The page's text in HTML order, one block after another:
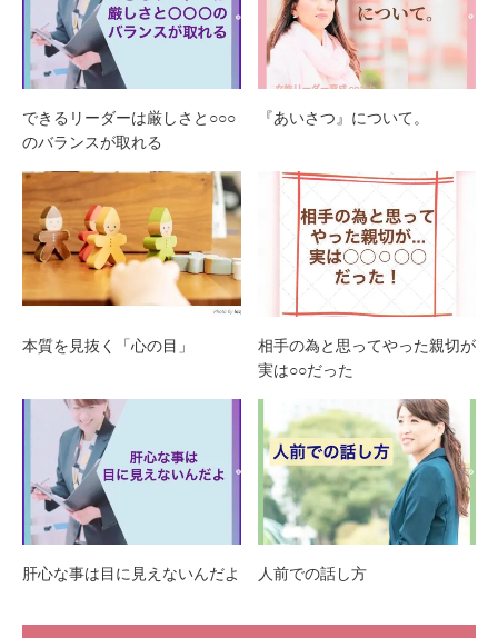
できるリーダーは厳しさと○○○
のバランスが取れる
『あいさつ』について。
本質を見抜く「心の目」
相手の為と思ってやった親切が
実は○○だった
肝心な事は目に見えないんだよ 人前での話し方